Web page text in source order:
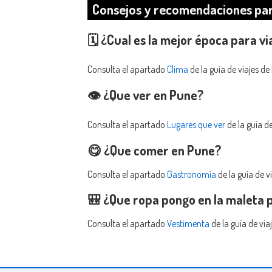
Consejos y recomendaciones
🗓️ ¿Cual es la mejor época para
Consulta el apartado Clima de la guía de viajes
👁️ ¿Que ver en Pune?
Consulta el apartado Lugares que ver de la guía
😋 ¿Que comer en Pune?
Consulta el apartado Gastronomía de la guía de
🎒 ¿Que ropa pongo en la maleta
Consulta el apartado Vestimenta de la guía de